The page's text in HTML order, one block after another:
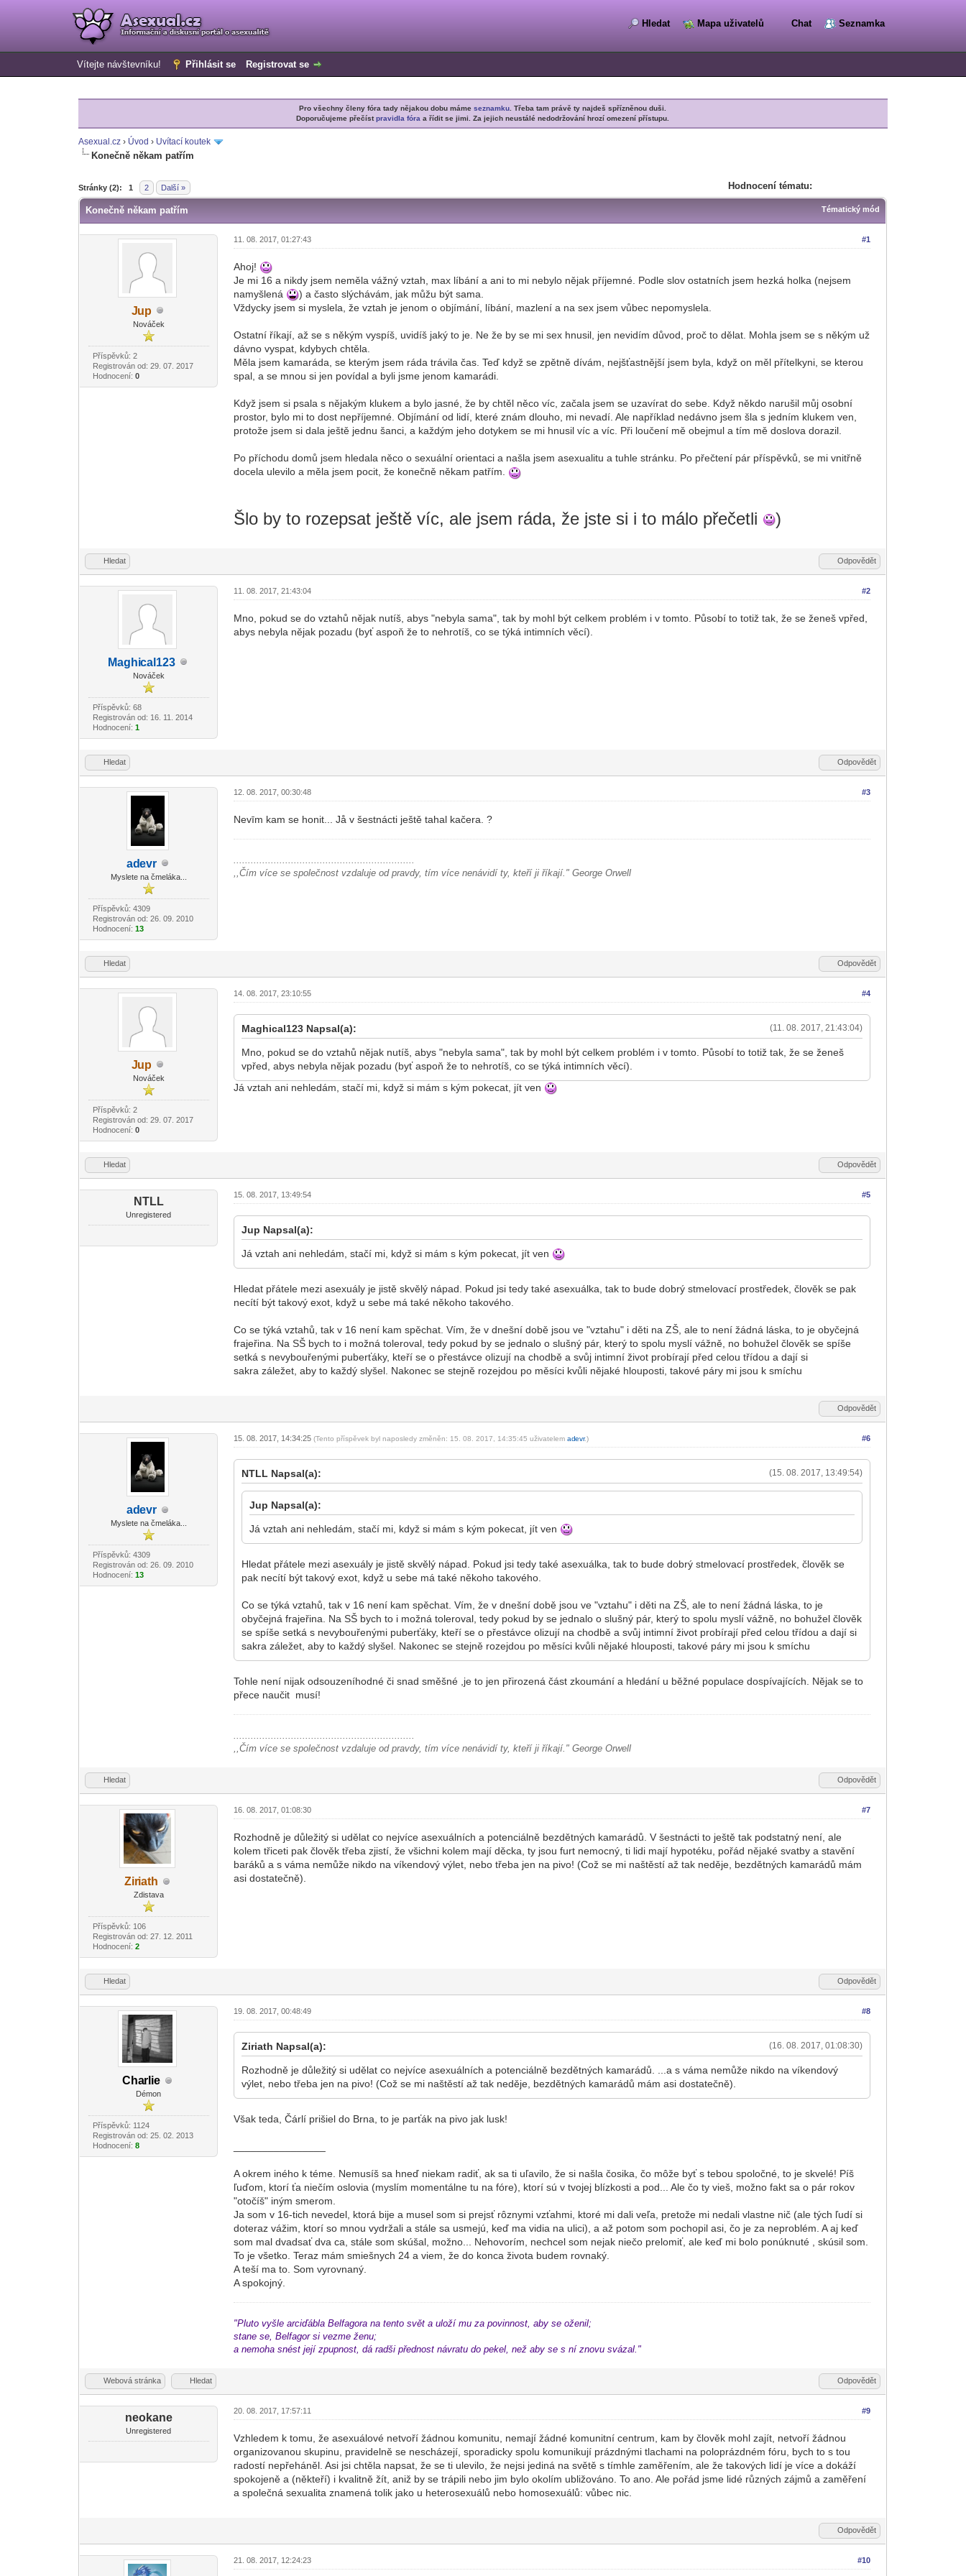
Hledat Mapa uživatelů Chat Seznamka
Vítejte návštevníku! Přihlásit se Registrovat se
Pro všechny členy fóra tady nějakou dobu mámeseznamku . Třeba tam právě ty najdeš spřízněnou duši.
Doporučujeme přečístpravidla fóra a řídit se jimi. Za jejich neustálé nedodržování hrozí omezení přístupu.
Asexual.cz › Úvod › Uvítací koutek
Konečně někam patřím
Stránky (2): 1 2 Další » Hodnocení tématu:
0 Hlas(ů) - 0 Průměr
1
2
3
4
5
Tématický mód
Konečně někam patřím
Jup
Nováček
Příspěvků: 2
Registrován od: 29. 07. 2017
Hodnocení: 0
#1
11. 08. 2017, 01:27:43
Ahoj!
Je mi 16 a nikdy jsem neměla vážný vztah, max líbání a ani to mi nebylo nějak příjemné. Podle slov ostatních jsem hezká holka (nejsem
namyšlená
) a často slýchávám, jak můžu být sama.
Vždycky jsem si myslela, že vztah je jenom o objímání, líbání, mazlení a na sex jsem vůbec nepomyslela.
Ostatní říkají, až se s někým vyspíš, uvidíš jaký to je. Ne že by se mi sex hnusil, jen nevidím důvod, proč to dělat. Mohla jsem se s někým už
dávno vyspat, kdybych chtěla.
Měla jsem kamaráda, se kterým jsem ráda trávila čas. Teď když se zpětně dívám, nejšťastnější jsem byla, když on měl přítelkyni, se kterou
spal, a se mnou si jen povídal a byli jsme jenom kamarádi.
Když jsem si psala s nějakým klukem a bylo jasné, že by chtěl něco víc, začala jsem se uzavírat do sebe. Když někdo narušil můj osobní
prostor, bylo mi to dost nepříjemné. Objímání od lidí, které znám dlouho, mi nevadí. Ale například nedávno jsem šla s jedním klukem ven,
protože jsem si dala ještě jednu šanci, a každým jeho dotykem se mi hnusil víc a víc. Při loučení mě obejmul a tím mě doslova dorazil.
Po příchodu domů jsem hledala něco o sexuální orientaci a našla jsem asexualitu a tuhle stránku. Po přečtení pár příspěvků, se mi vnitřně
docela ulevilo a měla jsem pocit, že konečně někam patřím.
Šlo by to rozepsat ještě víc, ale jsem ráda, že jste si i to málo přečetli )
Hledat Odpovědět
Maghical123
Nováček
Příspěvků: 68
Registrován od: 16. 11. 2014
Hodnocení: 1
#2
11. 08. 2017, 21:43:04
Mno, pokud se do vztahů nějak nutíš, abys "nebyla sama", tak by mohl být celkem problém i v tomto. Působí to totiž tak, že se ženeš vpřed,
abys nebyla nějak pozadu (byť aspoň že to nehrotíš, co se týká intimních věcí).
Hledat Odpovědět
adevr
Myslete na čmeláka...
Příspěvků: 4309
Registrován od: 26. 09. 2010
Hodnocení: 13
#3
12. 08. 2017, 00:30:48
Nevīm kam se honit... Jå v šestnácti ještě tahal kačera. ?
,,Čím více se společnost vzdaluje od pravdy, tím více nenávidí ty, kteří ji říkají." George Orwell
Hledat Odpovědět
Jup
Nováček
Příspěvků: 2
Registrován od: 29. 07. 2017
Hodnocení: 0
#4
14. 08. 2017, 23:10:55
(11. 08. 2017, 21:43:04)
Maghical123 Napsal(a):
Mno, pokud se do vztahů nějak nutíš, abys "nebyla sama", tak by mohl být celkem problém i v tomto. Působí to totiž tak, že se ženeš
vpřed, abys nebyla nějak pozadu (byť aspoň že to nehrotíš, co se týká intimních věcí).
Já vztah ani nehledám, stačí mi, když si mám s kým pokecat, jít ven
Hledat Odpovědět
NTLL
Unregistered
#5
15. 08. 2017, 13:49:54
Jup Napsal(a):
Já vztah ani nehledám, stačí mi, když si mám s kým pokecat, jít ven
Hledat přátele mezi asexuály je jistě skvělý nápad. Pokud jsi tedy také asexuálka, tak to bude dobrý stmelovací prostředek, člověk se pak
necítí být takový exot, když u sebe má také někoho takového.
Co se týká vztahů, tak v 16 není kam spěchat. Vím, že v dnešní době jsou ve "vztahu" i děti na ZŠ, ale to není žádná láska, to je obyčejná
frajeřina. Na SŠ bych to i možná toleroval, tedy pokud by se jednalo o slušný pár, který to spolu myslí vážně, no bohužel člověk se spíše
setká s nevybouřenými puberťáky, kteří se o přestávce olizují na chodbě a svůj intimní život probírají před celou třídou a dají si
sakra záležet, aby to každý slyšel. Nakonec se stejně rozejdou po měsíci kvůli nějaké hlouposti, takové páry mi jsou k smíchu
Odpovědět
adevr
Myslete na čmeláka...
Příspěvků: 4309
Registrován od: 26. 09. 2010
Hodnocení: 13
#6
15. 08. 2017, 14:34:25(Tento příspěvek byl naposledy změněn: 15. 08. 2017, 14:35:45 uživatelemadevr.)
(15. 08. 2017, 13:49:54)
NTLL Napsal(a):
Jup Napsal(a):
Já vztah ani nehledám, stačí mi, když si mám s kým pokecat, jít ven
Hledat přátele mezi asexuály je jistě skvělý nápad. Pokud jsi tedy také asexuálka, tak to bude dobrý stmelovací prostředek, člověk se
pak necítí být takový exot, když u sebe má také někoho takového.
Co se týká vztahů, tak v 16 není kam spěchat. Vím, že v dnešní době jsou ve "vztahu" i děti na ZŠ, ale to není žádná láska, to je
obyčejná frajeřina. Na SŠ bych to i možná toleroval, tedy pokud by se jednalo o slušný pár, který to spolu myslí vážně, no bohužel člověk
se spíše setká s nevybouřenými puberťáky, kteří se o přestávce olizují na chodbě a svůj intimní život probírají před celou třídou a dají si
sakra záležet, aby to každý slyšel. Nakonec se stejně rozejdou po měsíci kvůli nějaké hlouposti, takové páry mi jsou k smíchu
Tohle není nijak odsouzeníhodné či snad směšné ,je to jen přirozená část zkoumání a hledání u běžné populace dospívajících. Nějak se to
přece naučit musí!
...............................................................
,,Čím více se společnost vzdaluje od pravdy, tím více nenávidí ty, kteří ji říkají." George Orwell
Hledat Odpovědět
Ziriath
Zdistava
Příspěvků: 106
Registrován od: 27. 12. 2011
Hodnocení: 2
#7
16. 08. 2017, 01:08:30
Rozhodně je důležitý si udělat co nejvíce asexuálních a potenciálně bezdětných kamarádů. V šestnácti to ještě tak podstatný není, ale
kolem třiceti pak člověk třeba zjistí, že všichni kolem mají děcka, ty jsou furt nemocný, ti lidi mají hypotéku, pořád nějaké svatby a stavění
baráků a s váma nemůže nikdo na víkendový výlet, nebo třeba jen na pivo! (Což se mi naštěstí až tak neděje, bezdětných kamarádů mám
asi dostatečně).
Hledat Odpovědět
Charlie
Démon
Příspěvků: 1124
Registrován od: 25. 02. 2013
Hodnocení: 8
#8
19. 08. 2017, 00:48:49
(16. 08. 2017, 01:08:30)
Ziriath Napsal(a):
Rozhodně je důležitý si udělat co nejvíce asexuálních a potenciálně bezdětných kamarádů. ...a s váma nemůže nikdo na víkendový
výlet, nebo třeba jen na pivo! (Což se mi naštěstí až tak neděje, bezdětných kamarádů mám asi dostatečně).
Však teda, Čárlí prišiel do Brna, to je parťák na pivo jak lusk!
A okrem iného k téme. Nemusíš sa hneď niekam radiť, ak sa ti uľavilo, že si našla čosika, čo môže byť s tebou spoločné, to je skvelé! Píš
ľuďom, ktorí ťa niečím oslovia (myslím momentálne tu na fóre), ktorí sú v tvojej blízkosti a pod... Ale čo ty vieš, možno fakt sa o pár rokov
"otočíš" iným smerom.
Ja som v 16-tich nevedel, ktorá bije a musel som si prejsť rôznymi vzťahmi, ktoré mi dali veľa, pretože mi nedali vlastne nič (ale tých ľudí si
doteraz vážim, ktorí so mnou vydržali a stále sa usmejú, keď ma vidia na ulici), a až potom som pochopil asi, čo je za neproblém. A aj keď
som mal dvadsať dva ca, stále som skúšal, možno... Nehovorím, nechcel som nejak niečo prelomiť, ale keď mi bolo ponúknuté , skúsil som.
To je všetko. Teraz mám smiešnych 24 a viem, že do konca života budem rovnaký.
A teší ma to. Som vyrovnaný.
A spokojný.
"Pluto vyšle arciďábla Belfagora na tento svět a uloží mu za povinnost, aby se oženil;
stane se, Belfagor si vezme ženu;
a nemoha snést její zpupnost, dá radši přednost návratu do pekel, než aby se s ní znovu svázal."
Webová stránka Hledat Odpovědět
neokane
Unregistered
#9
20. 08. 2017, 17:57:11
Vzhledem k tomu, že asexuálové netvoří žádnou komunitu, nemají žádné komunitní centrum, kam by člověk mohl zajít, netvoří žádnou
organizovanou skupinu, pravidelně se nescházejí, sporadicky spolu komunikují prázdnými tlachami na poloprázdném fóru, bych to s tou
radostí nepřeháněl. Asi jsi chtěla napsat, že se ti ulevilo, že nejsi jediná na světě s tímhle zaměřením, ale že takových lidí je více a dokáží
spokojeně a (někteří) i kvalitně žít, aniž by se trápili nebo jim bylo okolím ubližováno. To ano. Ale pořád jsme lidé různých zájmů a zaměření
a společná sexualita znamená tolik jako u heterosexuálů nebo homosexuálů: vůbec nic.
Odpovědět
#10
21. 08. 2017, 12:24:23